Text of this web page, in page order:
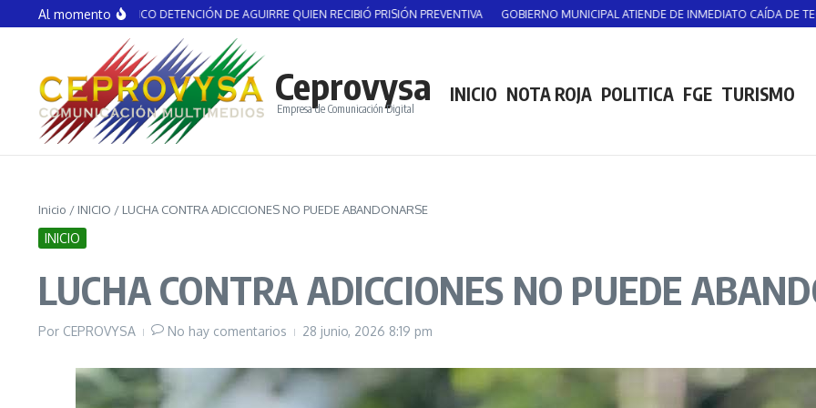
Saltar al contenido
Al momento
ASUNTO POLÍTICO DETENCIÓN DE AGUIRRE QUIEN RECIBIÓ PRISIÓN PREVENTIVA GOBIERNO MUNICIPAL ATIENDE DE INMEDIATO CAÍDA DE
Ceprovysa
Empresa de Comunicación Digital
INICIO NOTA ROJA POLITICA FGE TURISMO
Inicio / INICIO / LUCHA CONTRA ADICCIONES NO PUEDE ABANDONARSE
INICIO
LUCHA CONTRA ADICCIONES NO PUEDE
Por CEPROVYSA No hay comentarios 28 junio, 2026 8:19 pm